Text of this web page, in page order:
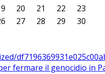
20 21 22
23
27 28 29
30
fermare il genocidio in